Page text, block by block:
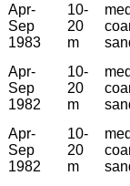
Apr-
Sep
1983
10-
20
m
Apr-
Sep
1982
10-
20
m
Apr-
Sep
1982
10-
20
m